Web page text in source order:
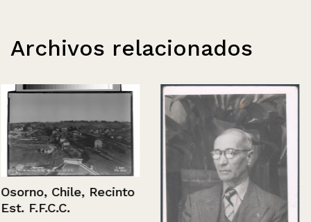
Archivos relacionados
Osorno, Chile, Recinto
Est. F.F.C.C.